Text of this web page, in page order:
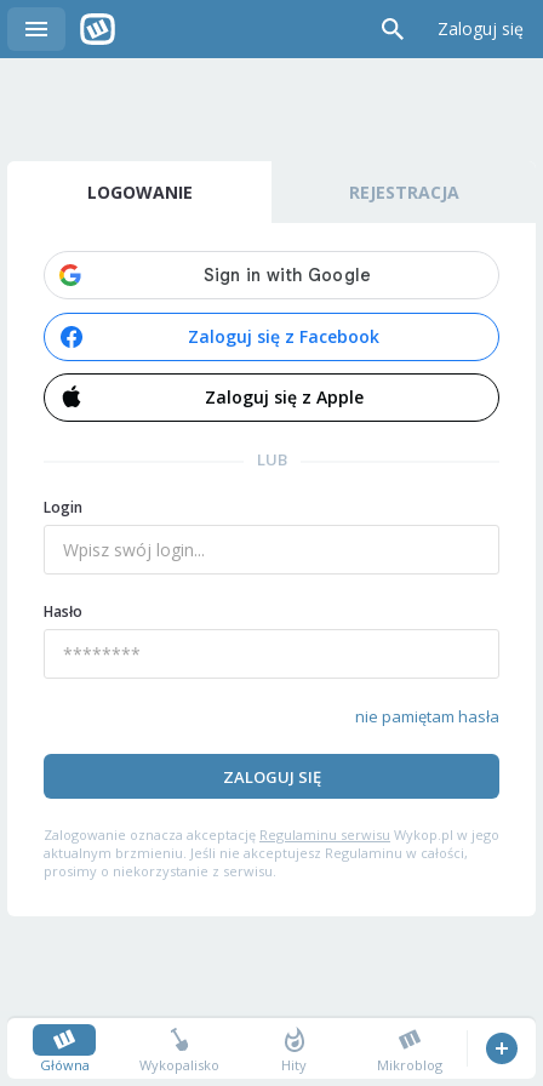
Zaloguj się
LOGOWANIE REJESTRACJA
Zaloguj się z Facebook
Zaloguj się z Apple
LUB
Login
Hasło
nie pamiętam hasła
ZALOGUJ SIĘ
Zalogowanie oznacza akceptację Regulaminu serwisu Wykop.pl w jego
aktualnym brzmieniu. Jeśli nie akceptujesz Regulaminu w całości,
prosimy o niekorzystanie z serwisu.
Główna Wykopalisko Hity Mikroblog